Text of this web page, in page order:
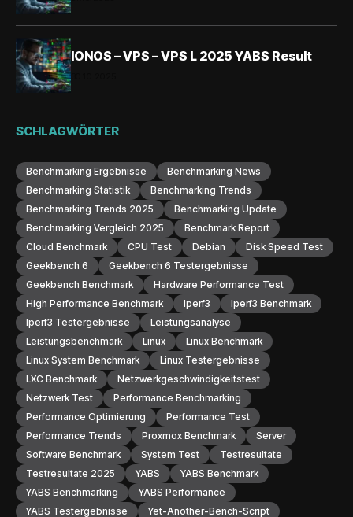
IONOS – VPS – VPS L 2025 YABS Result
SCHLAGWÖRTER
Benchmarking Ergebnisse
Benchmarking News
Benchmarking Statistik
Benchmarking Trends
Benchmarking Trends 2025
Benchmarking Update
Benchmarking Vergleich 2025
Benchmark Report
Cloud Benchmark
CPU Test Debian
Disk Speed Test
Geekbench 6
Geekbench 6 Testergebnisse
Geekbench Benchmark
Hardware Performance Test
High Performance Benchmark
Iperf3
Iperf3 Benchmark
Iperf3 Testergebnisse
Leistungsanalyse
Leistungsbenchmark
Linux
Linux Benchmark
Linux System Benchmark
Linux Testergebnisse
LXC Benchmark
Netzwerkgeschwindigkeitstest
Netzwerk Test
Performance Benchmarking
Performance Optimierung
Performance Test
Performance Trends
Proxmox Benchmark
Server
Software Benchmark
System Test
Testresultate
Testresultate 2025
YABS
YABS Benchmark
YABS Benchmarking
YABS Performance
YABS Testergebnisse
Yet-Another-Bench-Script